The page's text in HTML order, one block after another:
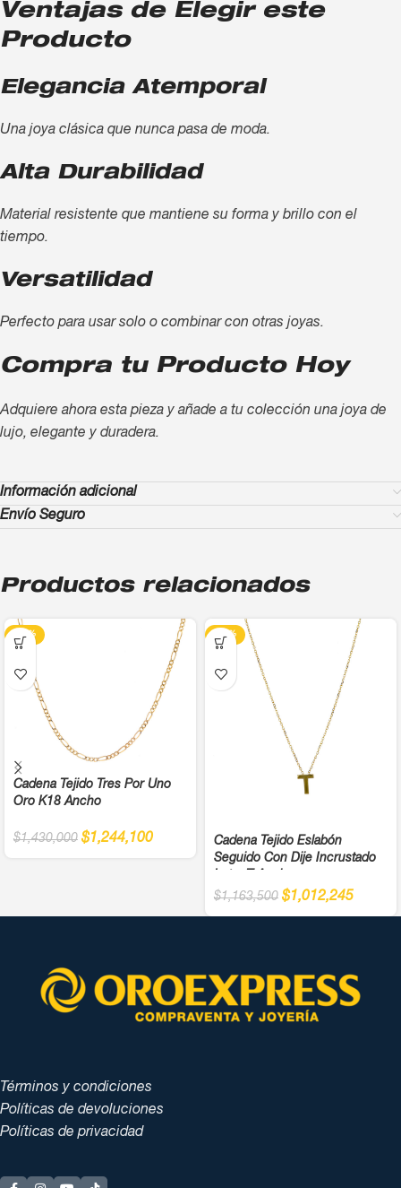
Ventajas de Elegir este
Producto
Elegancia Atemporal
Una joya clásica que nunca pasa de moda.
Alta Durabilidad
Material resistente que mantiene su forma y brillo con el
tiempo.
Versatilidad
Perfecto para usar solo o combinar con otras joyas.
Compra tu Producto Hoy
Adquiere ahora esta pieza y añade a tu colección una joya de
lujo, elegante y duradera.
Información adicional
Envío Seguro
Productos relacionados
-13%
Cadena Tejido Tres Por Uno
Oro K18 Ancho
$1,430,000 $1,244,100
-13%
Cadena Tejido Eslabón
Seguido Con Dije Incrustado
$1,163,500 $1,012,245
Términos y condiciones
Políticas de devoluciones
Políticas de privacidad